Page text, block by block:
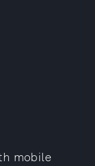
mobile